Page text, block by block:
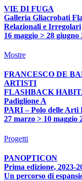
VIE DI FUGA
Galleria Gliacrobati
Relazionali e Irregolari
16 maggio > 28
Mostre
FRANCESCO DE
ARTISTI
FLASHBACK
Padiglione A
PARI – Polo delle Arti
27 marzo > 10 maggio
Progetti
PANOPTICON
Prima edizione, 2023-
Un percorso di